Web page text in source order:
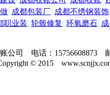
成都包装厂 成都不绣钢装饰
职业装 轮毂修复 环氧磨石
账公司 电话：15756608873
© 2015